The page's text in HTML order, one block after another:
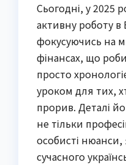
Сьогодні, у 2025
активну роботу в
фокусуючись на
фінансах, що
просто
уроком для тих,
прорив. Деталі
не тільки
особисті
сучасного